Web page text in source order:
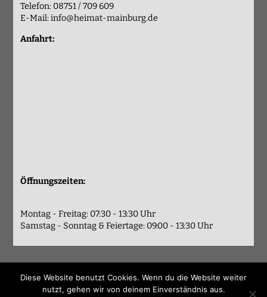
Telefon: 08751 / 709 609
E-Mail:info@heimat-mainburg.de
Anfahrt:
Öffnungszeiten:
Montag - Freitag: 07:30 - 13:30 Uhr
Samstag - Sonntag & Feiertage: 09:00 - 13:30 Uhr
Diese Website benutzt Cookies. Wenn du die Website weiter
nutzt, gehen wir von deinem Einverständnis aus.